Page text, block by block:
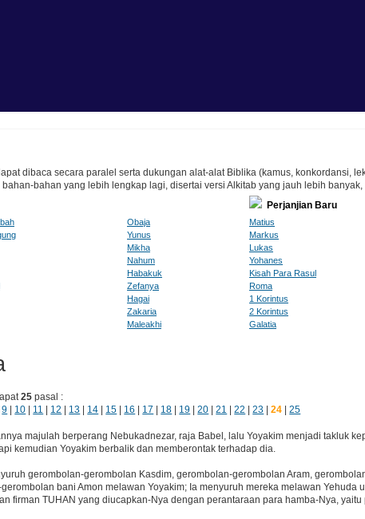
dibaca secara paralel serta dukungan alat-alat Biblika (kamus, konkordansi,
bahan yang lebih lengkap lagi, disertai versi Alkitab yang jauh lebih
Perjanjian Baru
Obaja
Yunus
Mikha
Nahum
Habakuk
Zefanya
Hagai
Zakaria
Maleakhi
Matius
Markus
Lukas
Yohanes
Kisah Para Rasul
Roma
1 Korintus
2 Korintus
Galatia
25 pasal :
|9 10 11 12 13 14 15 16 17 18 19 |20 |21 |22 |23 |24 |25
majulah berperang Nebukadnezar, raja Babel, lalu Yoyakim menjadi takluk
kemudian Yoyakim berbalik dan memberontak terhadap dia.
gerombolan-gerombolan Kasdim, gerombolan-gerombolan Aram,
bani Amon melawan Yoyakim; Ia menyuruh mereka melawan Yehuda
firman TUHAN yang diucapkan-Nya dengan perantaraan para hamba-Nya, yaitu